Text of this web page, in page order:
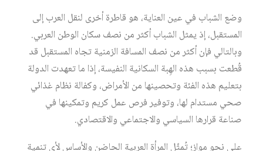
وضع الشباب في عين العناية، هو قاطرة أخرى لنقل العرب إلى
المستقبل، إذ يمثل الشباب أكثر من نصف سكان الوطن العربي.
وبالتالي فإن أكثر من نصف المسافة الزمنية تجاه المستقبل قد
قُطعت بسبب هذه الهِبة السكانية النفيسة، إذا ما تعهدت الدولة
بتعليم هذه الفئة وتحصينها من الأمراض، وكفالة نظام غذائي
صحي مستدام لها، وتوفير فرص عمل كريم وتمكينها في
صناعة قرارها السياسي والاجتماعي والاقتصادي.